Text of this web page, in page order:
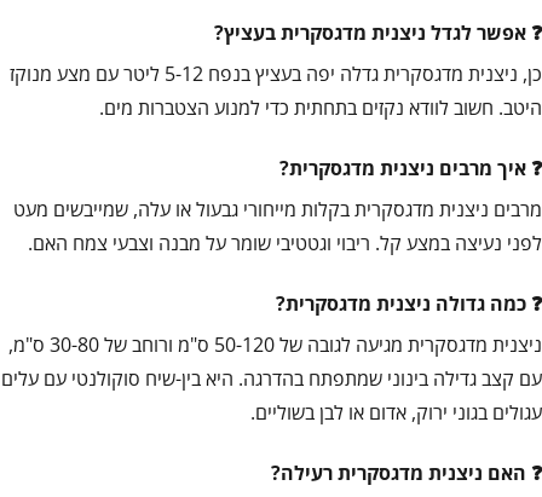
אפשר לגדל ניצנית מדגסקרית בעציץ?
כן, ניצנית מדגסקרית גדלה יפה בעציץ בנפח 5-12 ליטר עם מצע מנוקז
היטב. חשוב לוודא נקזים בתחתית כדי למנוע הצטברות מים.
איך מרבים ניצנית מדגסקרית?
מרבים ניצנית מדגסקרית בקלות מייחורי גבעול או עלה, שמייבשים מעט
לפני נעיצה במצע קל. ריבוי וגטטיבי שומר על מבנה וצבעי צמח האם.
כמה גדולה ניצנית מדגסקרית?
ניצנית מדגסקרית מגיעה לגובה של 50-120 ס"מ ורוחב של 30-80 ס"מ,
עם קצב גדילה בינוני שמתפתח בהדרגה. היא בין-שיח סוקולנטי עם עלים
עגולים בגוני ירוק, אדום או לבן בשוליים.
האם ניצנית מדגסקרית רעילה?